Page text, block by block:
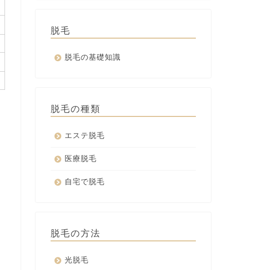
脱毛
脱毛の基礎知識
脱毛の種類
エステ脱毛
医療脱毛
自宅で脱毛
脱毛の方法
光脱毛